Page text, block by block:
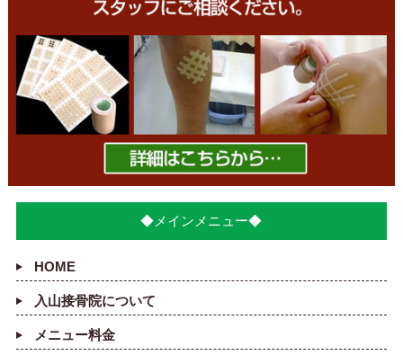
◆メインメニュー◆
HOME
入山接骨院について
メニュー料金